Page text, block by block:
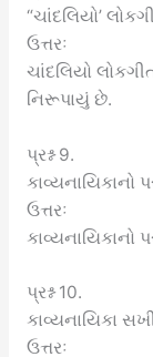
“ચાંદલિયો’
ઉત્તરઃ
ચાંદલિયો
નિરૂપાયું છે.
પ્રશ્ન 9.
કાવ્યનાયિકાનો
ઉત્તરઃ
કાવ્યનાયિકાનો
પ્રશ્ન 10.
કાવ્યનાયિકા
ઉત્તરઃ